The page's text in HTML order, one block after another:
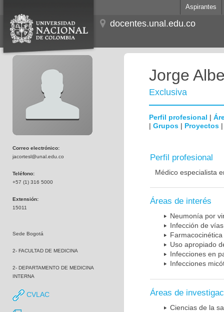
Aspirantes
docentes.unal.edu.co
Correo electrónico:
jacortesl@unal.edu.co
Teléfono:
+57 (1) 316 5000
Extensión:
15011
Sede Bogotá
2- FACULTAD DE MEDICINA
2- DEPARTAMENTO DE MEDICINA
INTERNA
CVLAC
Jorge
Exclusiva
Perfil profesional |
| Grupos | Proyectos
Perfil profesional
Médico especialista
Áreas de interés
Neumonía por
Infección de
Uso apropiado
Infecciones en
Infecciones
Áreas de
Ciencias de la